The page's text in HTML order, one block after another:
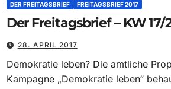
DER FREITAGSBRIEF FREITAGSBRIEF 2017
Der Freitagsbrief – KW 17/
28. APRIL 2017
Demokratie leben? Die amtliche
Kampagne „Demokratie leben“